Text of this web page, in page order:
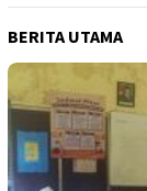
BERITA UTAMA